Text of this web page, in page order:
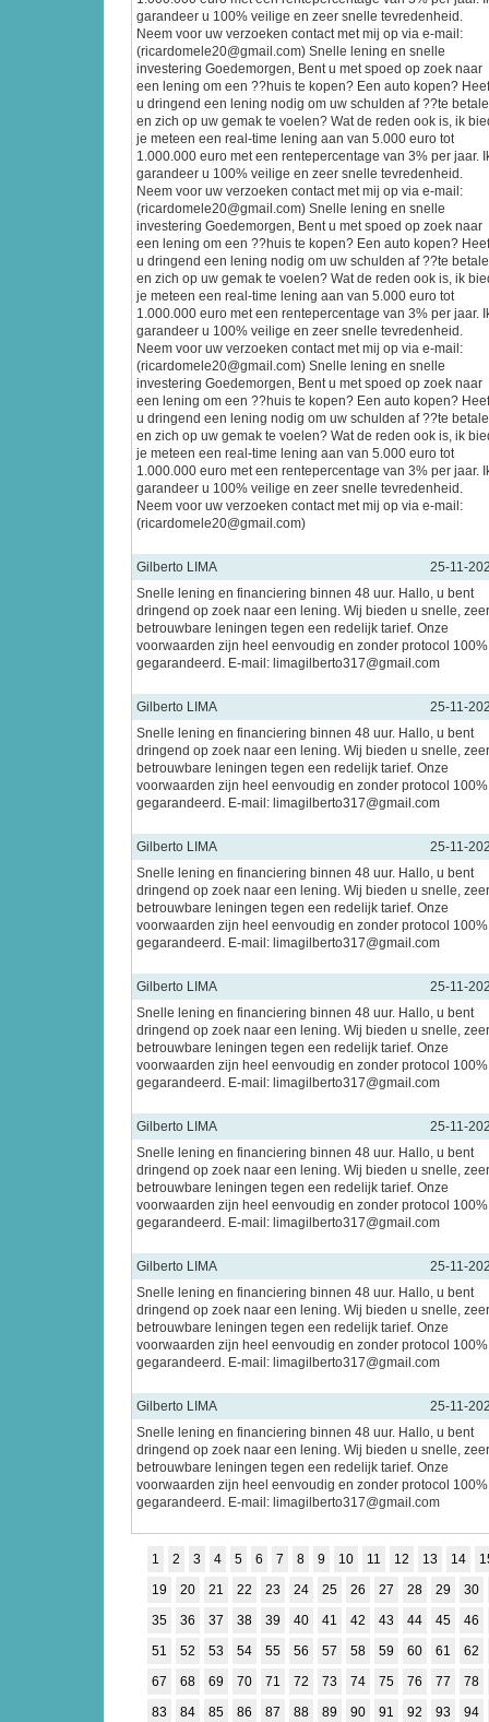
garandeer u 100% veilige en zeer snelle tevredenheid.
Neem voor uw verzoeken contact met mij op via e-mail:
(ricardomele20@gmail.com) Snelle lening en snelle
investering Goedemorgen, Bent u met spoed op zoek naar
een lening om een ??huis te kopen? Een auto kopen?
u dringend een lening nodig om uw schulden af ??te
en zich op uw gemak te voelen? Wat de reden ook is, ik
je meteen een real-time lening aan van 5.000 euro tot
1.000.000 euro met een rentepercentage van 3% per jaar.
garandeer u 100% veilige en zeer snelle tevredenheid.
Neem voor uw verzoeken contact met mij op via e-mail:
(ricardomele20@gmail.com) Snelle lening en snelle
investering Goedemorgen, Bent u met spoed op zoek naar
een lening om een ??huis te kopen? Een auto kopen?
u dringend een lening nodig om uw schulden af ??te
en zich op uw gemak te voelen? Wat de reden ook is, ik
je meteen een real-time lening aan van 5.000 euro tot
1.000.000 euro met een rentepercentage van 3% per jaar.
garandeer u 100% veilige en zeer snelle tevredenheid.
Neem voor uw verzoeken contact met mij op via e-mail:
(ricardomele20@gmail.com) Snelle lening en snelle
investering Goedemorgen, Bent u met spoed op zoek naar
een lening om een ??huis te kopen? Een auto kopen?
u dringend een lening nodig om uw schulden af ??te
en zich op uw gemak te voelen? Wat de reden ook is, ik
je meteen een real-time lening aan van 5.000 euro tot
1.000.000 euro met een rentepercentage van 3% per jaar.
garandeer u 100% veilige en zeer snelle tevredenheid.
Neem voor uw verzoeken contact met mij op via e-mail:
(ricardomele20@gmail.com)
Gilberto LIMA
25-11-
Snelle lening en financiering binnen 48 uur. Hallo, u bent
dringend op zoek naar een lening. Wij bieden u snelle, zeer
betrouwbare leningen tegen een redelijk tarief. Onze
voorwaarden zijn heel eenvoudig en zonder protocol 100%
gegarandeerd. E-mail: limagilberto317@gmail.com
Gilberto LIMA
25-11-
Snelle lening en financiering binnen 48 uur. Hallo, u bent
dringend op zoek naar een lening. Wij bieden u snelle, zeer
betrouwbare leningen tegen een redelijk tarief. Onze
voorwaarden zijn heel eenvoudig en zonder protocol 100%
gegarandeerd. E-mail: limagilberto317@gmail.com
Gilberto LIMA
25-11-
Snelle lening en financiering binnen 48 uur. Hallo, u bent
dringend op zoek naar een lening. Wij bieden u snelle, zeer
betrouwbare leningen tegen een redelijk tarief. Onze
voorwaarden zijn heel eenvoudig en zonder protocol 100%
gegarandeerd. E-mail: limagilberto317@gmail.com
Gilberto LIMA
25-11-
Snelle lening en financiering binnen 48 uur. Hallo, u bent
dringend op zoek naar een lening. Wij bieden u snelle, zeer
betrouwbare leningen tegen een redelijk tarief. Onze
voorwaarden zijn heel eenvoudig en zonder protocol 100%
gegarandeerd. E-mail: limagilberto317@gmail.com
Gilberto LIMA
25-11-
Snelle lening en financiering binnen 48 uur. Hallo, u bent
dringend op zoek naar een lening. Wij bieden u snelle, zeer
betrouwbare leningen tegen een redelijk tarief. Onze
voorwaarden zijn heel eenvoudig en zonder protocol 100%
gegarandeerd. E-mail: limagilberto317@gmail.com
Gilberto LIMA
25-11-
Snelle lening en financiering binnen 48 uur. Hallo, u bent
dringend op zoek naar een lening. Wij bieden u snelle, zeer
betrouwbare leningen tegen een redelijk tarief. Onze
voorwaarden zijn heel eenvoudig en zonder protocol 100%
gegarandeerd. E-mail: limagilberto317@gmail.com
Gilberto LIMA
25-11-
Snelle lening en financiering binnen 48 uur. Hallo, u bent
dringend op zoek naar een lening. Wij bieden u snelle, zeer
betrouwbare leningen tegen een redelijk tarief. Onze
voorwaarden zijn heel eenvoudig en zonder protocol 100%
gegarandeerd. E-mail: limagilberto317@gmail.com
1 2 3 4 5 6 7 8 9 10 11 12 13 14
19
20 21 22 23 24 25 26 27 28 29
30
35
36 37 38 39 40 41 42 43 44 45
46
51
52 53 54 55 56 57 58 59 60 61
62
67
68 69 70 71 72 73 74 75 76 77
78
83
84 85 86 87 88 89 90 91 92 93
94